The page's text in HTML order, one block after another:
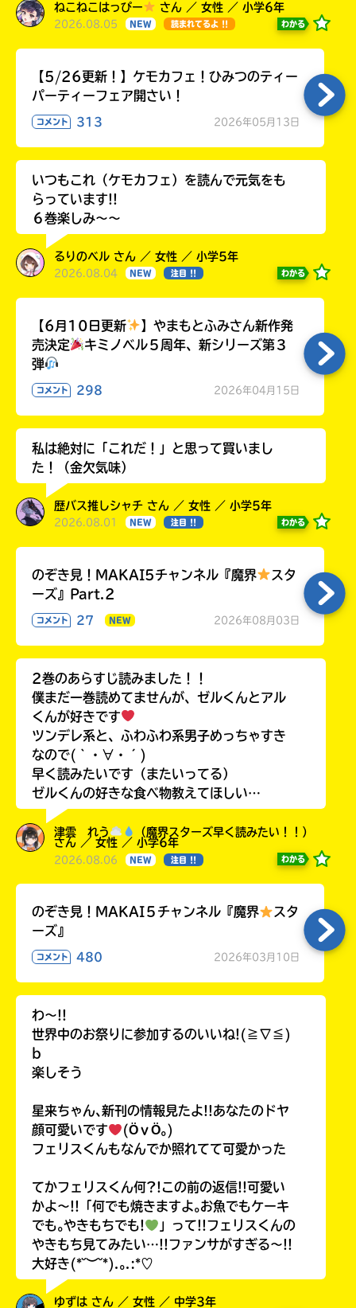
ねこねこはっぴー さん ／ 女性 ／ 小学6年
2026.08.05 NEW 読まれてるよ !! わかる
【5/26更新！】ケモカフェ！ひみつのティー
パーティーフェア開さい！
コメント 313 2026年05月13日
いつもこれ（ケモカフェ）を読んで元気をも
らっています!!
６巻楽しみ～～
るりのベル さん ／ 女性 ／ 小学5年
2026.08.04 NEW 注目 !! わかる
【6月10日更新
】やまもとふみさん新作発
売決定
キミノベル５周年、新シリーズ第３
弾
コメント 298 2026年04月15日
私は絶対に「これだ！」と思って買いまし
た！（金欠気味）
歴バス推しシャチ さん ／ 女性 ／ 小学5年
2026.08.01 NEW 注目 !! わかる
のぞき見！MAKAI5チャンネル『魔界
スタ
ーズ』Part.2
コメント 27 NEW 2026年08月03日
2巻のあらすじ読みました！！
僕まだ一巻読めてませんが、ゼルくんとアル
くんが好きです
ツンデレ系と、ふわふわ系男子めっちゃすき
なので(｀・∀・´)
早く読みたいです（またいってる）
ゼルくんの好きな食べ物教えてほしい…
津雲 れう
（魔界スターズ早く読みたい！！）
さん ／ 女性 ／ 小学6年
2026.08.06 NEW 注目 !! わかる
のぞき見！MAKAI５チャンネル『魔界
スタ
ーズ』
コメント 480 2026年03月10日
わ〜!!
世界中のお祭りに参加するのいいね!(≧∇≦)
b
楽しそう
星来ちゃん､新刊の情報見たよ!!あなたのドヤ
顔可愛いです
(ӦｖӦ｡)
フェリスくんもなんでか照れてて可愛かった
てかフェリスくん何?!この前の返信!!可愛い
かよ〜!!「何でも焼きますよ｡お魚でもケーキ
でも｡やきもちでも!
」って!!フェリスくんの
やきもち見てみたい…!!ファンサがすぎる〜!!
大好き(*˘︶˘*).｡.:*♡
ゆずは さん ／ 女性 ／ 中学3年